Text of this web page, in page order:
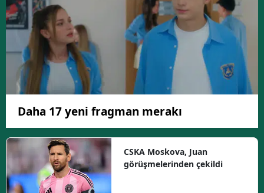
Daha 17 yeni fragman merakı
CSKA Moskova, Juan
görüşmelerinden çekildi